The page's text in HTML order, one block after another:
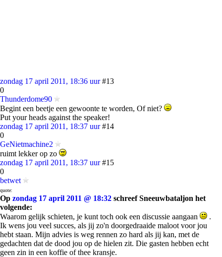
zondag 17 april 2011, 18:36 uur #13
0
Thunderdome90
Begint een beetje een gewoonte te worden, Of niet?
Put your heads against the speaker!
zondag 17 april 2011, 18:37 uur #14
0
GeNietmachine2
ruimt lekker op zo
zondag 17 april 2011, 18:37 uur #15
0
betwet
quote:
Op zondag 17 april 2011 @ 18:32 schreef Sneeuwbataljon het
volgende:
Waarom gelijk schieten, je kunt toch ook een discussie aangaan
.
Ik wens jou veel succes, als jij zo'n doorgedraaide maloot voor jou
hebt staan. Mijn advies is weg rennen zo hard als jij kan, met de
gedachten dat de dood jou op de hielen zit. Die gasten hebben echt
geen zin in een koffie of thee kransje.